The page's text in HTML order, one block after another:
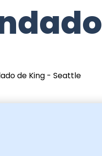
de King - Seattle